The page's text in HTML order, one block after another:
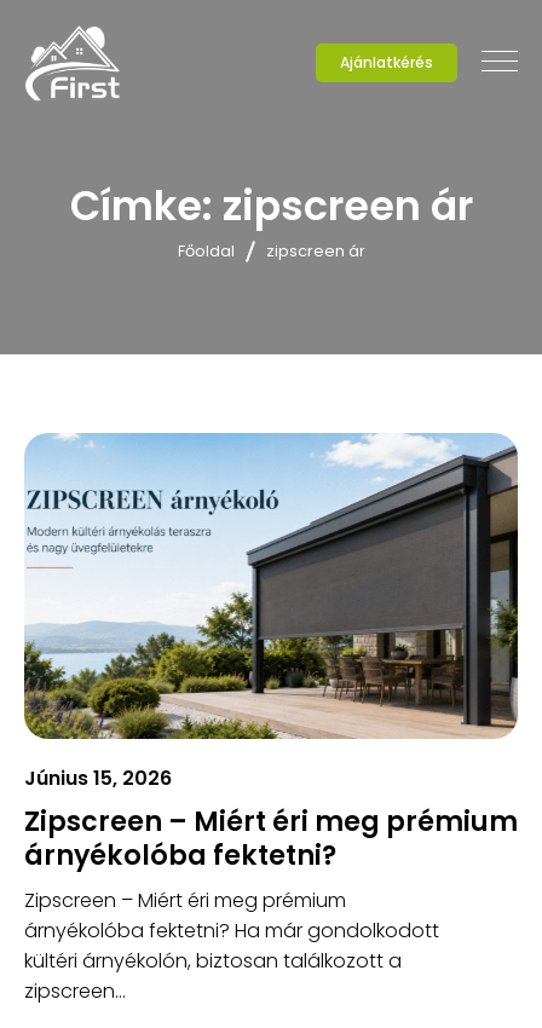
Ajánlatkérés
Címke: zipscreen ár
Főoldal zipscreen ár
Június 15, 2026
Zipscreen – Miért éri meg prémium
árnyékolóba fektetni?
Zipscreen – Miért éri meg prémium
árnyékolóba fektetni? Ha már gondolkodott
kültéri árnyékolón, biztosan találkozott a
zipscreen...